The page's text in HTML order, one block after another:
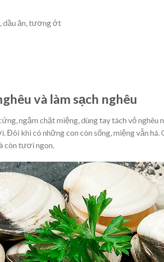
dầu ăn, tương ớt
và làm sạch nghêu
ngậm chặt miệng, dùng tay tách vỏ
Đôi khi có những con còn sống, miệng vẫn há.
còn tươi ngon.